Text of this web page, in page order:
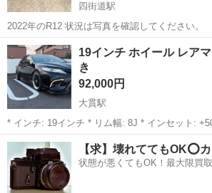
四街道駅
2022年のR12 状況は写真を確認してください。
千葉 四街道市 タイヤ、ホ
19インチ ホイール レア
き
92,000円
大貫駅
* インチ: 19インチ * リム幅: 8J * インセット:
タイヤ: 225/35R19
千葉 富津市 大貫駅 タイヤ、ホイール
【求】壊れててもOK⭕️
状態が悪くてもOK！最大限買